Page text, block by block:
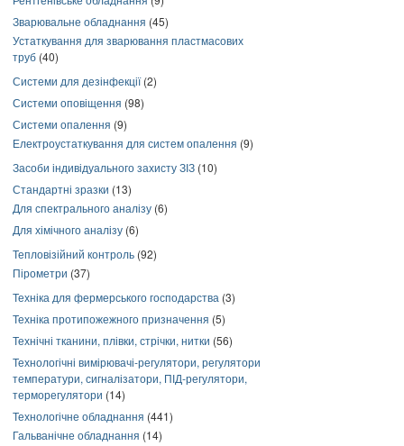
Зварювальне обладнання (45)
Устаткування для зварювання пластмасових
труб (40)
Системи для дезінфекції(2)
Системи оповіщення (98)
Системи опалення (9)
Електроустаткування для систем опалення (9)
Засоби індивідуального захисту ЗІЗ (10)
Стандартні зразки (13)
Для спектрального аналізу (6)
Для хімічного аналізу (6)
Тепловізійний контроль (92)
Пірометри (37)
Техніка для фермерського господарства (3)
Техніка протипожежного призначення (5)
Технічні тканини, плівки, стрічки, нитки (56)
Технологічні вимірювачі-регулятори, регулятори
температури, сигналізатори, ПІД-регулятори,
терморегулятори (14)
Технологічне обладнання (441)
Гальванічне обладнання (14)